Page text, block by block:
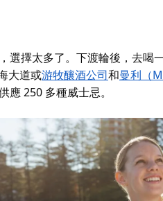
，選擇太多了。下渡輪後，去喝
大道或游牧釀酒公司和曼利（
應 250 多種威士忌。